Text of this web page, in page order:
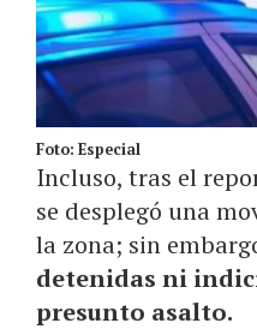
Foto: Especial
Incluso, tras el
se desplegó una
la zona; sin
detenidas ni
presunto asalto.